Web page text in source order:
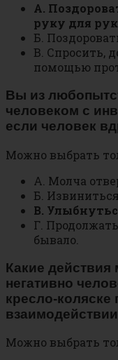
А.
руку для
Б.
В. Спросить,
помощью
Вы из
человеком с
если человек
Можно выбрать
А. Молча
Б.
В.
Г.
бывало.
Какие действия
негативно
кресло-
Можно выбрать